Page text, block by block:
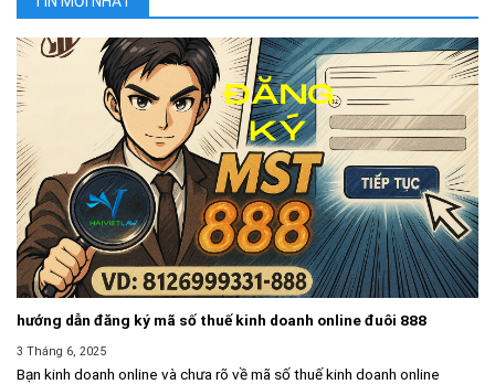
hướng dẫn đăng ký mã số thuế kinh doanh online đuôi 888
3 Tháng 6, 2025
Bạn kinh doanh online và chưa rõ về mã số thuế kinh doanh online